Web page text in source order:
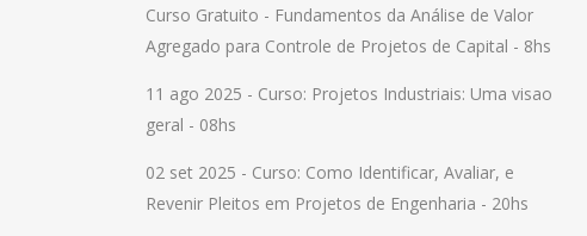
Curso Gratuito - Fundamentos da Análise de Valor
Agregado para Controle de Projetos de Capital - 8hs
11 ago 2025 - Curso: Projetos Industriais: Uma visao
geral - 08hs
02 set 2025 - Curso: Como Identificar, Avaliar, e
Revenir Pleitos em Projetos de Engenharia - 20hs